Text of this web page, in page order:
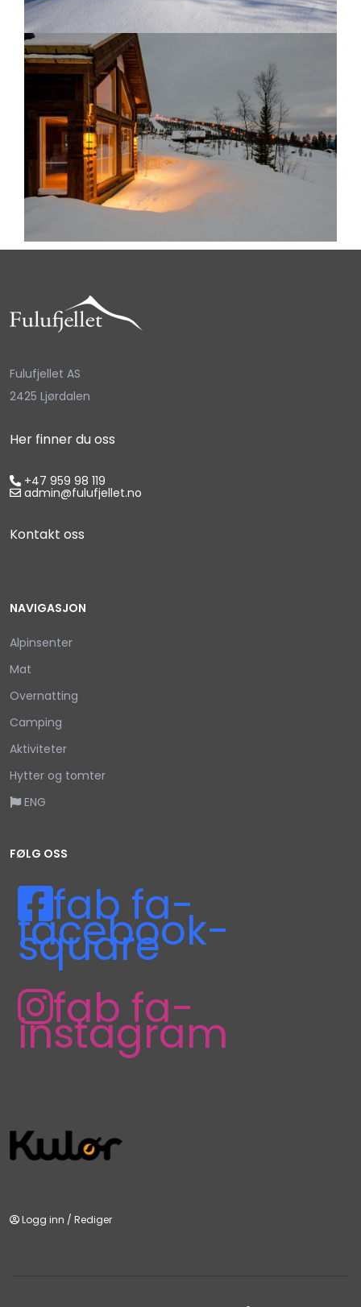
Fulufjellet AS
2425 Ljørdalen
Her finner du oss
+47 959 98 119
admin@fulufjellet.no
Kontakt oss
NAVIGASJON
Alpinsenter
Mat
Overnatting
Camping
Aktiviteter
Hytter og tomter
ENG
FØLG OSS
fab fa-
facebook-
square
fab fa-
instagram
Logg inn / Rediger